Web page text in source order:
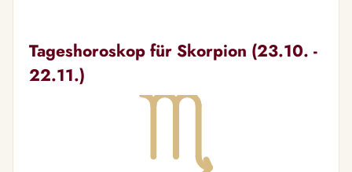
Tageshoroskop für Skorpion (23.10. -
22.11.)